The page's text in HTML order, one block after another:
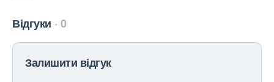
Відгуки 0
Залишити відгук